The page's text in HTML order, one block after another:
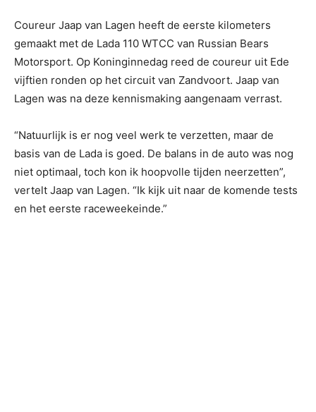
Coureur Jaap van Lagen heeft de eerste kilometers
gemaakt met de Lada 110 WTCC van Russian Bears
Motorsport. Op Koninginnedag reed de coureur uit Ede
vijftien ronden op het circuit van Zandvoort. Jaap van
Lagen was na deze kennismaking aangenaam verrast.
“Natuurlijk is er nog veel werk te verzetten, maar de
basis van de Lada is goed. De balans in de auto was nog
niet optimaal, toch kon ik hoopvolle tijden neerzetten”,
vertelt Jaap van Lagen. “Ik kijk uit naar de komende tests
en het eerste raceweekeinde.”